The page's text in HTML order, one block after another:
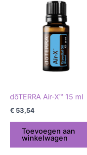
dōTERRA Air-X™ 15 ml
€ 53,54
Toevoegen aan
winkelwagen